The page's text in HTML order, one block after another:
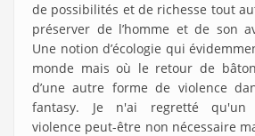
de possibilités et de richesse tout
préserver de l’homme et de son
Une notion d’écologie qui
monde mais où le retour de
d’une autre forme de violence
fantasy. Je n'ai regretté
violence peut-être non nécessaire